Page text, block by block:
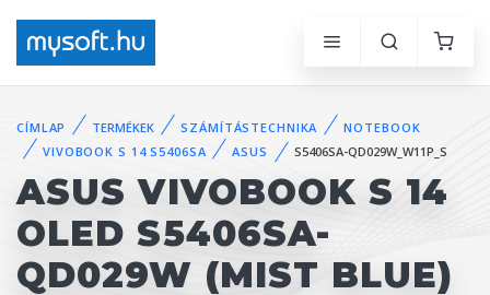
CÍMLAP TERMÉKEK SZÁMÍTÁSTECHNIKA
NOTEBOOK
VIVOBOOK S 14 S5406SA
ASUS S5406SA-QD029W_W11P_S
ASUS VIVOBOOK S 14
OLED S5406SA-
QD029W (MIST BLUE)